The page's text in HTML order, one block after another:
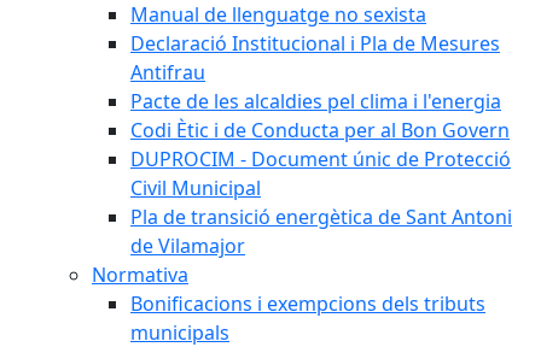
Manual de llenguatge no sexista
Declaració Institucional i Pla de Mesures
Antifrau
Pacte de les alcaldies pel clima i l'energia
Codi Ètic i de Conducta per al Bon Govern
DUPROCIM - Document únic de Protecció
Civil Municipal
Pla de transició energètica de Sant Antoni
de Vilamajor
Normativa
Bonificacions i exempcions dels tributs
municipals